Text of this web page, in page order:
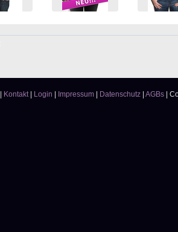
Kontakt| Login Impressum Datenschutz AGBs